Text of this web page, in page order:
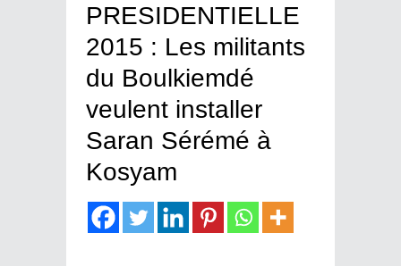
PRESIDENTIELLE
2015 : Les militants
du Boulkiemdé
veulent installer
Saran Sérémé à
Kosyam